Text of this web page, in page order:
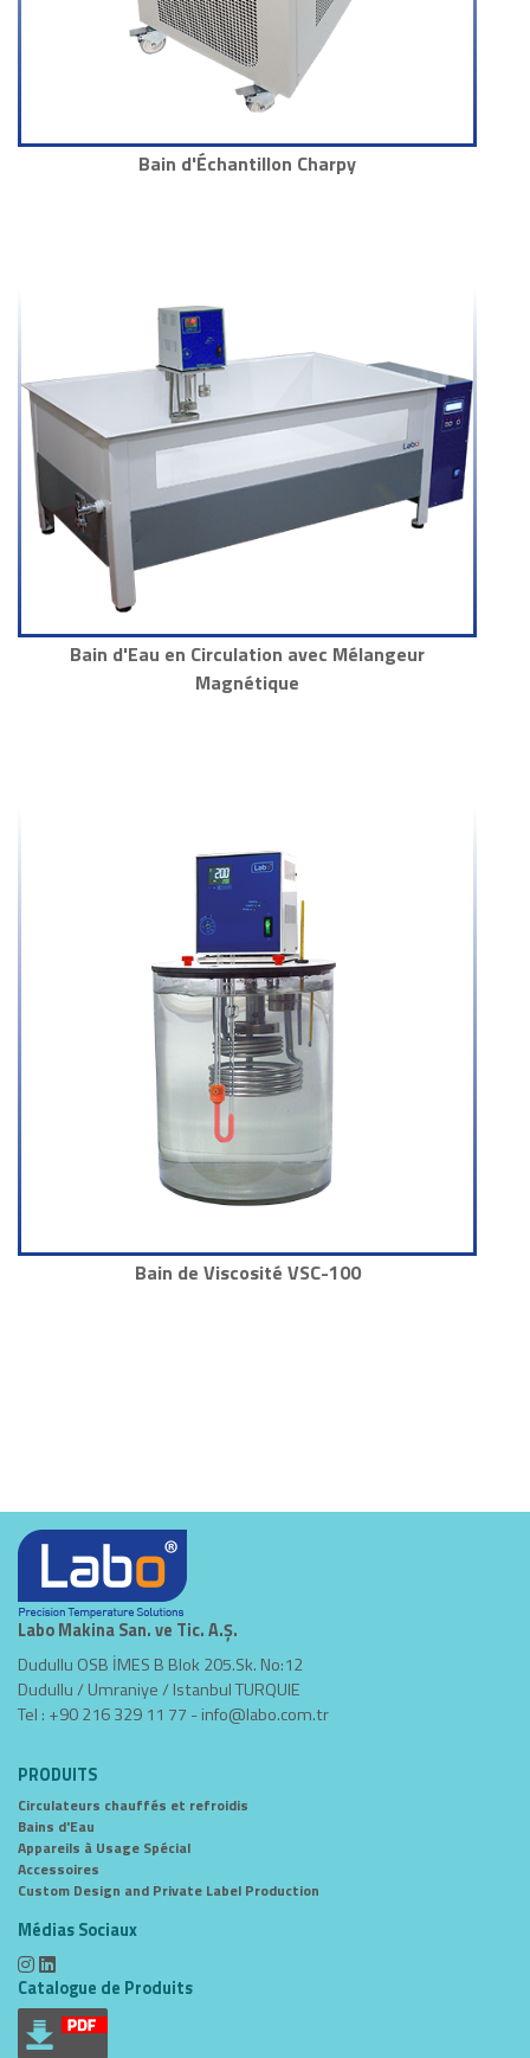
Bain d'Échantillon Charpy
Bain d'Eau en Circulation avec Mélangeur
Magnétique
Bain de Viscosité VSC-100
Labo Makina San. ve Tic. A.Ş.
Dudullu OSB İMES B Blok 205.Sk. No:12
Dudullu / Umraniye / Istanbul TURQUIE
Tel : +90 216 329 11 77 -info@labo.com.tr
PRODUITS
Circulateurs chauffés et refroidis
Bains d'Eau
Appareils à Usage Spécial
Accessoires
Custom Design and Private Label Production
Médias Sociaux
Catalogue de Produits